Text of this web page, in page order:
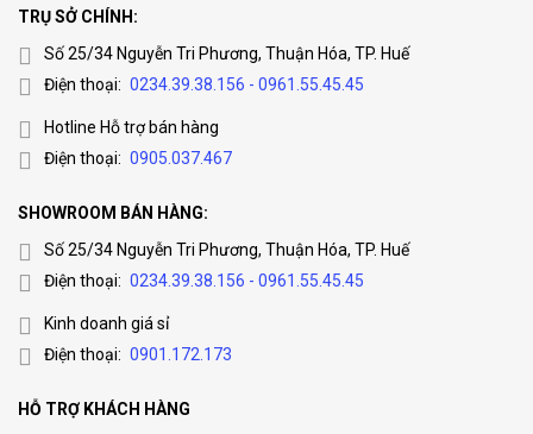
TRỤ SỞ CHÍNH:
Số 25/34 Nguyễn Tri Phương, Thuận Hóa, TP. Huế
Điện thoại: 0234.39.38.156 - 0961.55.45.45
Hotline Hỗ trợ bán hàng
Điện thoại: 0905.037.467
SHOWROOM BÁN HÀNG:
Số 25/34 Nguyễn Tri Phương, Thuận Hóa, TP. Huế
Điện thoại: 0234.39.38.156 - 0961.55.45.45
Kinh doanh giá sỉ
Điện thoại: 0901.172.173
HỖ TRỢ KHÁCH HÀNG